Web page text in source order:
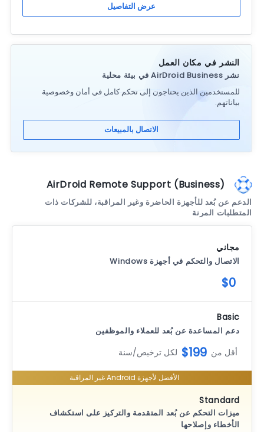
عرض التفاصيل
النشر في مكان العمل
نشر AirDroid Business في بيئة محلية
للمستخدمين الذين يحتاجون إلى تحكم كامل في أمان وخصوصية
بياناتهم.
الاتصال بالمبيعات
AirDroid Remote Support (Business)
الدعم عن بُعد للأجهزة الحاضرة وغير المراقبة، للشركات ذات
المتطلبات المرنة
مجاني
الاتصال والتحكم في أجهزة Windows
$0
Basic
دعم المساعدة عن بُعد للعملاء والموظفين
أقل من $199 لكل ترخيص/سنة
الأفضل لأجهزة Android غير المراقبة
Standard
ميزات التحكم عن بُعد المتقدمة والتركيز على استكشاف
الأخطاء وإصلاحها